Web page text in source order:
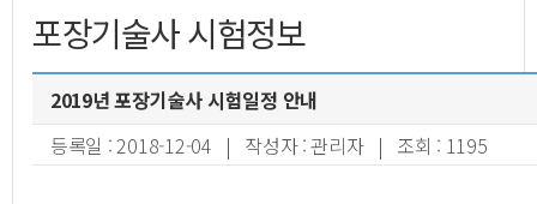
포장기술사 시험정보
2019년 포장기술사 시험일정 안내
등록일 : 2018-12-04 | 작성자 : 관리자 | 조회 : 1195